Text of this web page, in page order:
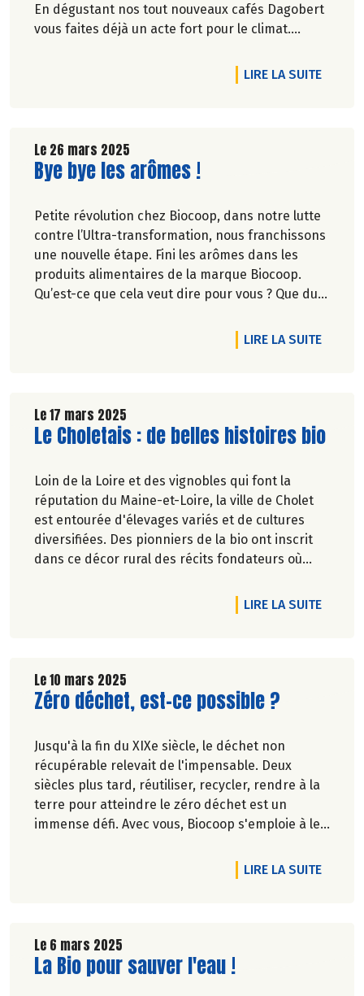
En dégustant nos tout nouveaux cafés Dagobert
vous faites déjà un acte fort pour le climat.
équitable, il nous apporte ses arômes
directement du Brésil par voilier après 20 jours
LIRE LA SUITEDE
Le 26 mars 2025
Lire la suite de l'article
Bye bye les arômes !
Petite révolution chez Biocoop, dans notre lutte
contre l’Ultra-transformation, nous franchissons
une nouvelle étape. Fini les arômes dans les
produits alimentaires de la marque Biocoop.
Qu’est-ce que cela veut dire pour vous ? Que du
LIRE LA SUITEDE
Le 17 mars 2025
Lire la suite de l'article
Le Choletais : de belles histoires bio
Loin de la Loire et des vignobles qui font la
réputation du Maine-et-Loire, la ville de Cholet
est entourée d'élevages variés et de cultures
diversifiées. Des pionniers de la bio ont inscrit
dans ce décor rural des récits fondateurs où
LIRE LA SUITEDE
Le 10 mars 2025
Lire la suite de l'article
Zéro déchet, est-ce possible ?
Jusqu'à la fin du XIXe siècle, le déchet non
récupérable relevait de l'impensable. Deux
siècles plus tard, réutiliser, recycler, rendre à la
terre pour atteindre le zéro déchet est un
immense défi. Avec vous, Biocoop s'emploie à le
LIRE LA SUITEDE
Le 6 mars 2025
Lire la suite de l'article
La Bio pour sauver l'eau !